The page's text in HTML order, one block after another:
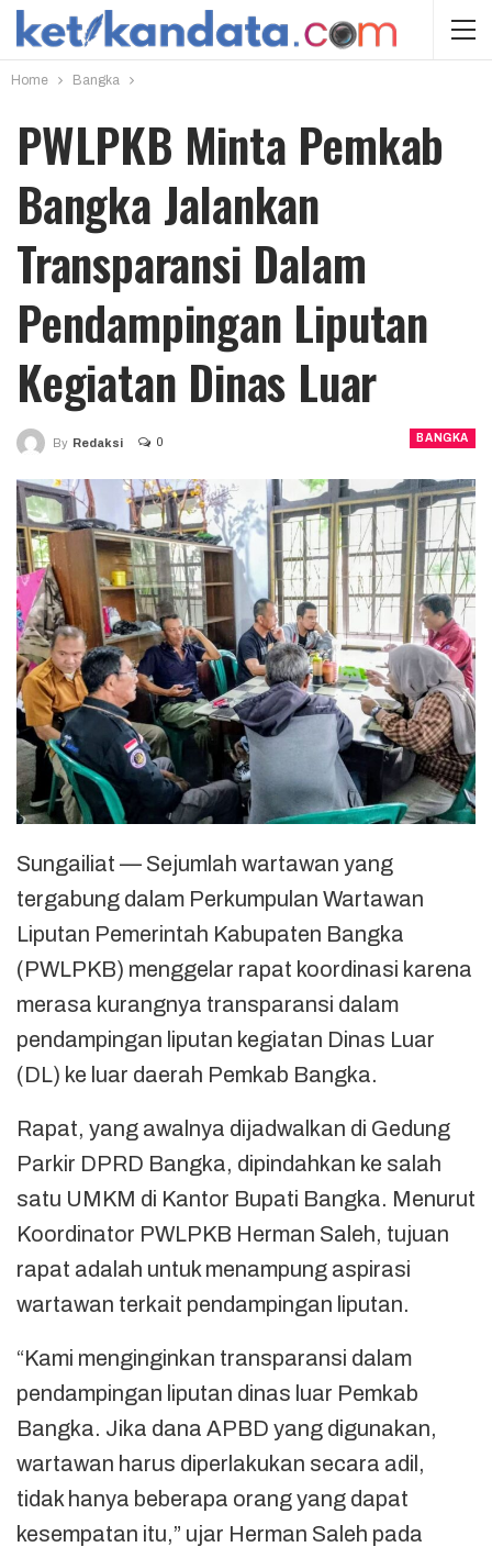
Home Bangka
PWLPKB Minta Pemkab
Bangka Jalankan
Transparansi Dalam
Pendampingan Liputan
Kegiatan Dinas Luar
BANGKA
By Redaksi 0
Sungailiat — Sejumlah wartawan yang
tergabung dalam Perkumpulan Wartawan
Liputan Pemerintah Kabupaten Bangka
(PWLPKB) menggelar rapat koordinasi karena
merasa kurangnya transparansi dalam
pendampingan liputan kegiatan Dinas Luar
(DL) ke luar daerah Pemkab Bangka.
Rapat, yang awalnya dijadwalkan di Gedung
Parkir DPRD Bangka, dipindahkan ke salah
satu UMKM di Kantor Bupati Bangka. Menurut
Koordinator PWLPKB Herman Saleh, tujuan
rapat adalah untuk menampung aspirasi
wartawan terkait pendampingan liputan.
“Kami menginginkan transparansi dalam
pendampingan liputan dinas luar Pemkab
Bangka. Jika dana APBD yang digunakan,
wartawan harus diperlakukan secara adil,
tidak hanya beberapa orang yang dapat
kesempatan itu,” ujar Herman Saleh pada